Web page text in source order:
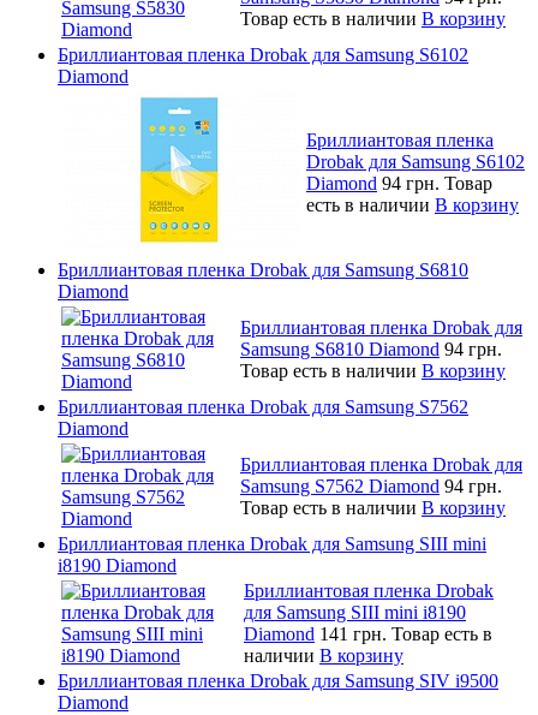
Товар есть в наличии В корзину
Бриллиантовая пленка Drobak для Samsung S6102
Diamond
Бриллиантовая пленка
Drobak для Samsung S6102
Diamond 94 грн. Товар
есть в наличии В корзину
Бриллиантовая пленка Drobak для Samsung S6810
Diamond
Бриллиантовая пленка Drobak для
Samsung S6810 Diamond 94 грн.
Товар есть в наличии В корзину
Бриллиантовая пленка Drobak для Samsung S7562
Diamond
Бриллиантовая пленка Drobak для
Samsung S7562 Diamond 94 грн.
Товар есть в наличии В корзину
Бриллиантовая пленка Drobak для Samsung SIII mini
i8190 Diamond
Бриллиантовая пленка Drobak
для Samsung SIII mini i8190
Diamond 141 грн. Товар есть в
наличии В корзину
Бриллиантовая пленка Drobak для Samsung SIV i9500
Diamond